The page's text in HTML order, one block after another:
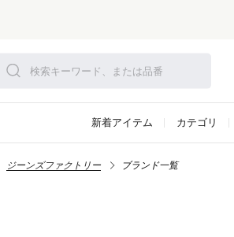
新着アイテム カテゴリ
ジーンズファクトリー ブランド一覧